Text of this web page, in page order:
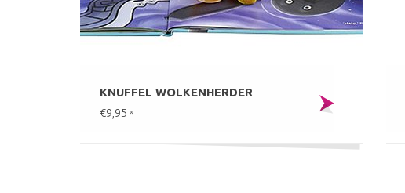
KNUFFEL WOLKENHERDER
€9,95 *